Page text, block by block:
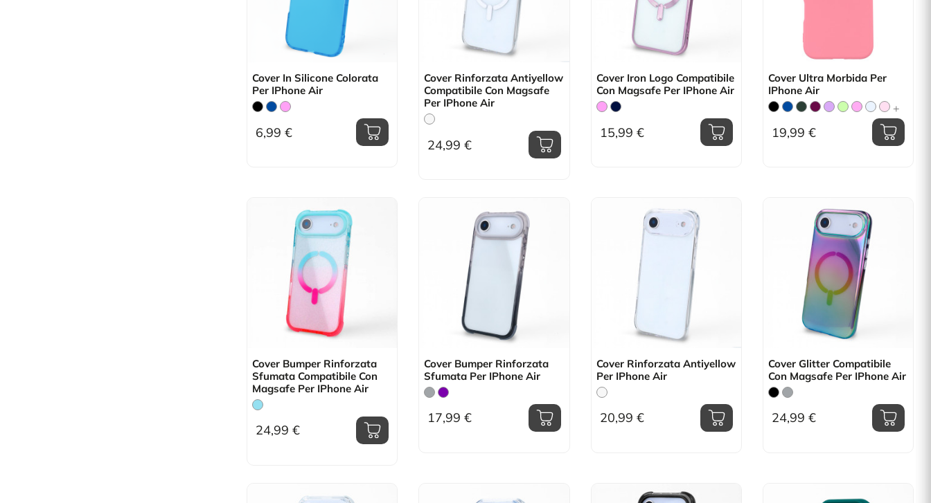
Cover In Silicone Colorata
Per IPhone Air
6,99 €
Cover Rinforzata Antiyellow
Compatibile Con Magsafe
Per IPhone Air
24,99 €
Cover Iron Logo Compatibile
Con Magsafe Per IPhone Air
15,99 €
Cover Ultra Morbida Per
IPhone Air
+
19,99 €
Cover Bumper Rinforzata
Sfumata Compatibile Con
Magsafe Per IPhone Air
24,99 €
Cover Bumper Rinforzata
Sfumata Per IPhone Air
17,99 €
Cover Rinforzata Antiyellow
Per IPhone Air
20,99 €
Cover Glitter Compatibile
Con Magsafe Per IPhone Air
24,99 €